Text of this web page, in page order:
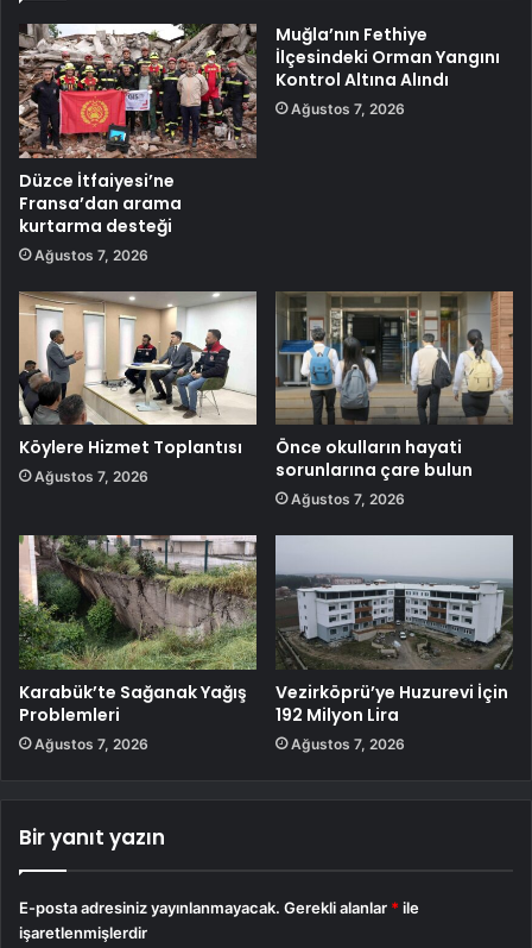
Düzce İtfaiyesi’ne
Fransa’dan arama
kurtarma desteği
Ağustos 7, 2026
Muğla’nın Fethiye
İlçesindeki Orman Yangını
Kontrol Altına Alındı
Ağustos 7, 2026
Köylere Hizmet Toplantısı
Ağustos 7, 2026
Önce okulların hayati
sorunlarına çare bulun
Ağustos 7, 2026
Karabük’te Sağanak Yağış
Problemleri
Ağustos 7, 2026
Vezirköprü’ye Huzurevi İçin
192 Milyon Lira
Ağustos 7, 2026
Bir yanıt yazın
E-posta adresiniz yayınlanmayacak. Gerekli alanlar * ile
işaretlenmişlerdir